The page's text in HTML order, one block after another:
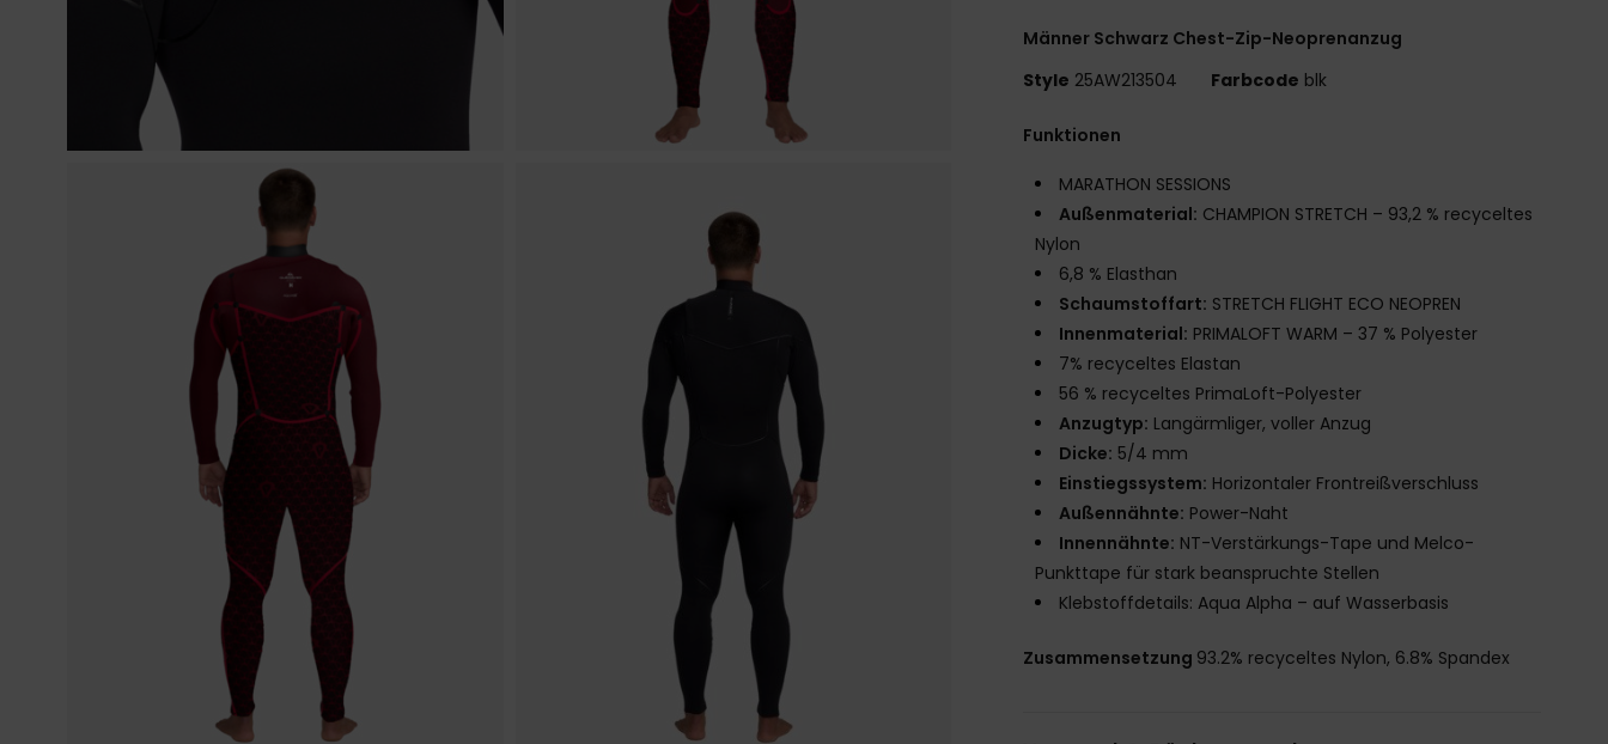
Männer Schwarz Chest-Zip-Neoprenanzug
Style 25AW213504 Farbcode blk
Funktionen
MARATHON SESSIONS
Außenmaterial: CHAMPION STRETCH – 93,2 % recyceltes
Nylon
6,8 % Elasthan
Schaumstoffart: STRETCH FLIGHT ECO NEOPREN
Innenmaterial: PRIMALOFT WARM – 37 % Polyester
7% recyceltes Elastan
56 % recyceltes PrimaLoft-Polyester
Anzugtyp: Langärmliger, voller Anzug
Dicke: 5/4 mm
Einstiegssystem: Horizontaler Frontreißverschluss
Außennähnte: Power-Naht
Innennähnte: NT-Verstärkungs-Tape und Melco-
Punkttape für stark beanspruchte Stellen
Klebstoffdetails: Aqua Alpha – auf Wasserbasis
Zusammensetzung 93.2% recyceltes Nylon, 6.8% Spandex